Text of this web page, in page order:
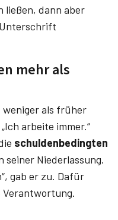
ließen, dann aber
mehr als
weniger als früher
arbeite immer.“
schuldenbedingten
seiner Niederlassung.
gab er zu. Dafür